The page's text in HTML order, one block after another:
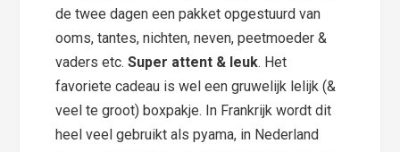
de twee dagen een pakket opgestuurd van
ooms, tantes, nichten, neven, peetmoeder &
vaders etc.Super attent & leuk. Het
favoriete cadeau is wel een gruwelijk lelijk (&
veel te groot) boxpakje. In Frankrijk wordt dit
heel veel gebruikt als pyama, in Nederland